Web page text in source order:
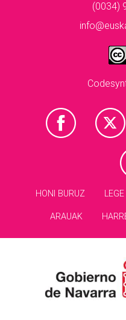
(0034)
HONI BURUZ
ARAUAK